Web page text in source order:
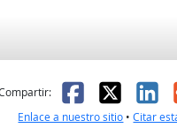
Facebook
X
Enlace a nuestro sitio •Citar